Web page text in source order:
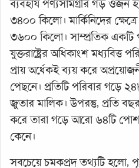
ব্যবহার্য পণ্যসামগ্রীর গড় ওজন
৩৪০০ কিলো। মার্কিনিদের
৩৬০০ কিলো। সাম্প্রতিক একটি
যুক্তরাষ্ট্রের অধিকাংশ মধ্যবিত্ত
প্রায় অর্ধেকই ব্যয় করে
পেছনে। প্রতিটি পরিবার গড়ে
জুতার মালিক। উপরন্তু, প্রতি
করে তারা গড়ে আরো ৬৪টি
কেনে।
সবচেয়ে চমকপ্রদ তথ্যটি হলো,